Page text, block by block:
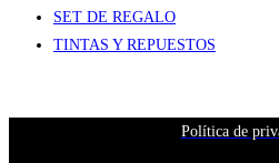
SET DE REGALO
TINTAS Y REPUESTOS
Política de